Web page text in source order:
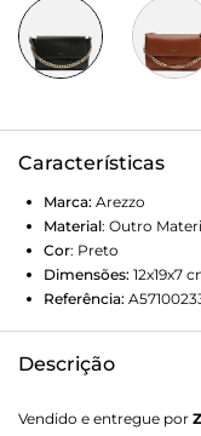
Características
Marca: Arezzo
Material: Outro
Cor: Preto
Dimensões: 12x19x7
Referência:
Descrição
retangular,
Vendido e entregue por